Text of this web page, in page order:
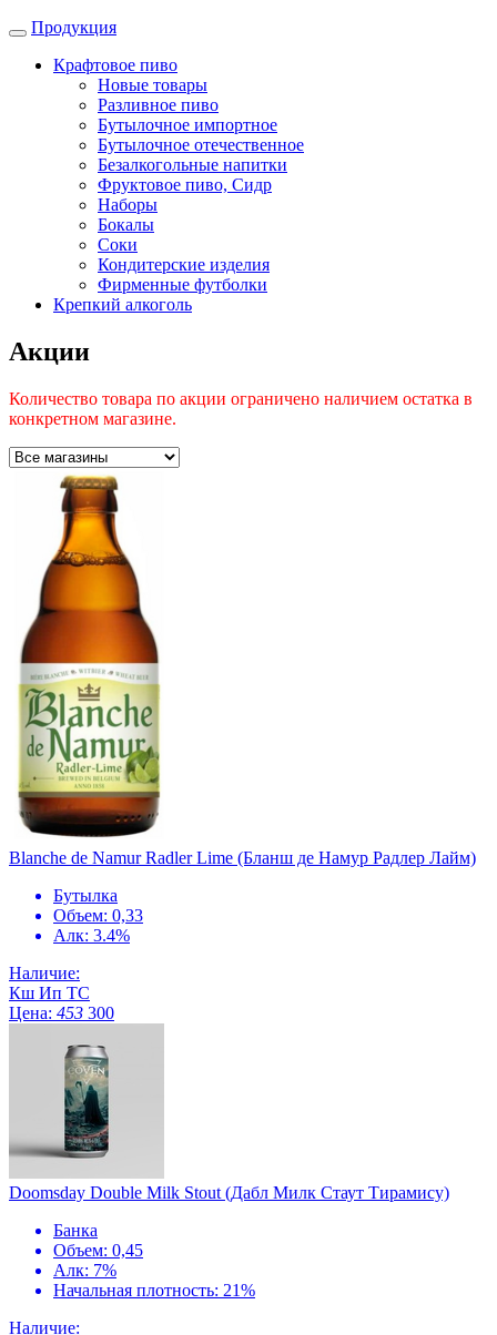
Продукция
Крафтовое пиво
Новые товары
Разливное пиво
Бутылочное импортное
Бутылочное отечественное
Безалкогольные напитки
Фруктовое пиво, Сидр
Наборы
Бокалы
Соки
Кондитерские изделия
Фирменные футболки
Крепкий алкоголь
Акции
Количество товара по акции ограничено наличием остатка в
конкретном магазине.
Blanche de Namur Radler Lime (Бланш де Намур Радлер Лайм)
Бутылка
Объем: 0,33
Алк: 3.4%
Наличие:
Кш Ип ТС
Цена: 453 300
Doomsday Double Milk Stout (Дабл Милк Стаут Тирамису)
Банка
Объем: 0,45
Алк: 7%
Начальная плотность: 21%
Наличие: